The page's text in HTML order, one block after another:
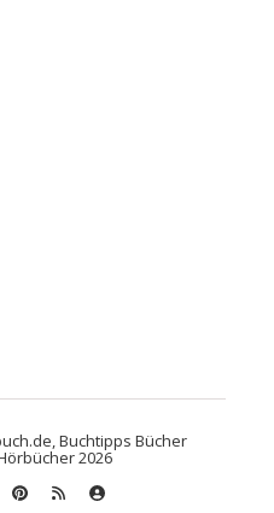
Buchtipps Bücher
2026